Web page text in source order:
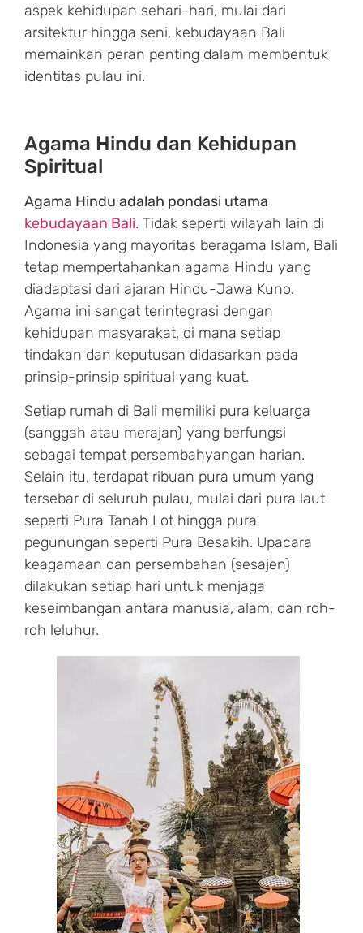
aspek kehidupan sehari-hari, mulai dari
arsitektur hingga seni, kebudayaan Bali
memainkan peran penting dalam membentuk
identitas pulau ini.
Agama Hindu dan Kehidupan
Spiritual
Agama Hindu adalah pondasi utama
kebudayaan Bali. Tidak seperti wilayah lain di
Indonesia yang mayoritas beragama Islam, Bali
tetap mempertahankan agama Hindu yang
diadaptasi dari ajaran Hindu-Jawa Kuno.
Agama ini sangat terintegrasi dengan
kehidupan masyarakat, di mana setiap
tindakan dan keputusan didasarkan pada
prinsip-prinsip spiritual yang kuat.
Setiap rumah di Bali memiliki pura keluarga
(sanggah atau merajan) yang berfungsi
sebagai tempat persembahyangan harian.
Selain itu, terdapat ribuan pura umum yang
tersebar di seluruh pulau, mulai dari pura laut
seperti Pura Tanah Lot hingga pura
pegunungan seperti Pura Besakih. Upacara
keagamaan dan persembahan (sesajen)
dilakukan setiap hari untuk menjaga
keseimbangan antara manusia, alam, dan roh-
roh leluhur.